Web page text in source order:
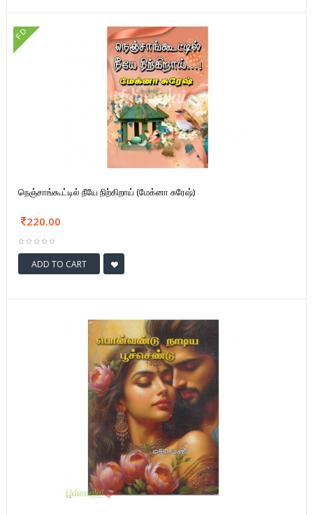
FD
நெஞ்சாங்கூட்டில் நீயே நிற்கிறாய் (மேக்னா சுரேஷ்)
220.00
ADD TO CART